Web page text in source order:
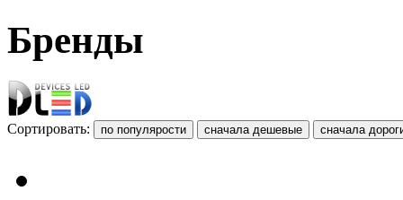
Бренды
Сортировать: